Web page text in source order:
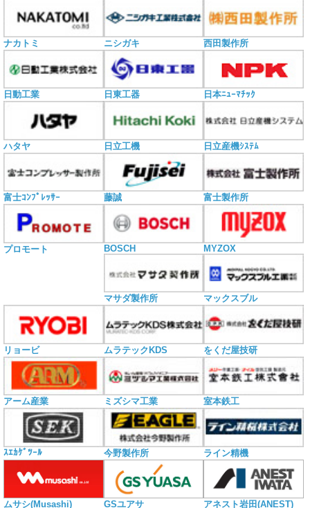
ナカトミ ニシガキ 西田製作所
日動工業 日東工器 日本ﾆｭｰﾏﾁｯｸ
ハタヤ 日立工機 日立産機ｼｽﾃﾑ
富士ｺﾝﾌﾟﾚｯｻｰ 藤誠 富士製作所
プロモート BOSCH MYZOX
マサダ製作所 マックスブル
リョービ ムラテックKDS をくだ屋技研
アーム産業 ミズシマ工業 室本鉄工
ｽｴｶｹﾞﾂｰﾙ 今野製作所 ライン精機
ムサシ(Musashi) GSユアサ アネスト岩田(ANEST)